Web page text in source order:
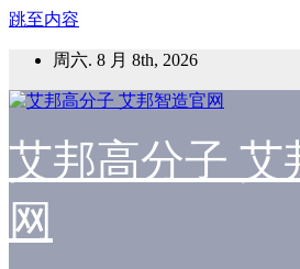
跳至内容
周六. 8 月 8th, 2026
艾邦高分子 艾
网